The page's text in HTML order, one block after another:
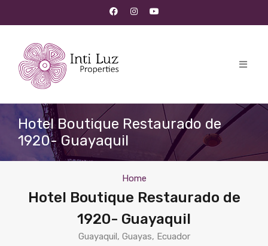
Hotel Boutique Restaurado de
1920- Guayaquil
Home
Hotel Boutique Restaurado de
1920- Guayaquil
Guayaquil, Guayas, Ecuador